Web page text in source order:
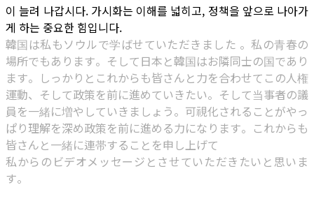
이 늘려 나갑시다. 가시화는 이해를 넓히고, 정책을 앞으로 나아가
게 하는 중요한 힘입니다.
韓国は私もソウルで学ばせていただきました 。私の青春の
場所でもあります。そして日本と韓国はお隣同士の国であり
ます。しっかりとこれからも皆さんと力を合わせてこの人権
運動、そして政策を前に進めていきたい。そして当事者の議
員を一緒に増やしていきましょう。可視化されることがやっ
ぱり理解を深め政策を前に進める力になります。これからも
皆さんと一緒に連帯することを申し上げて
私からのビデオメッセージとさせていただきたいと思いま
す。